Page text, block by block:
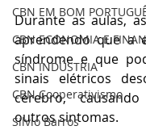
CBN EM BOM
CBN ECONOMIA E
CBN INDÚSTRIA
CBN Cooperativismo
Silvio Barros
Durante as aulas,
aprendendo que a
síndrome e que
sinais elétricos
cérebro,
outros sintomas.